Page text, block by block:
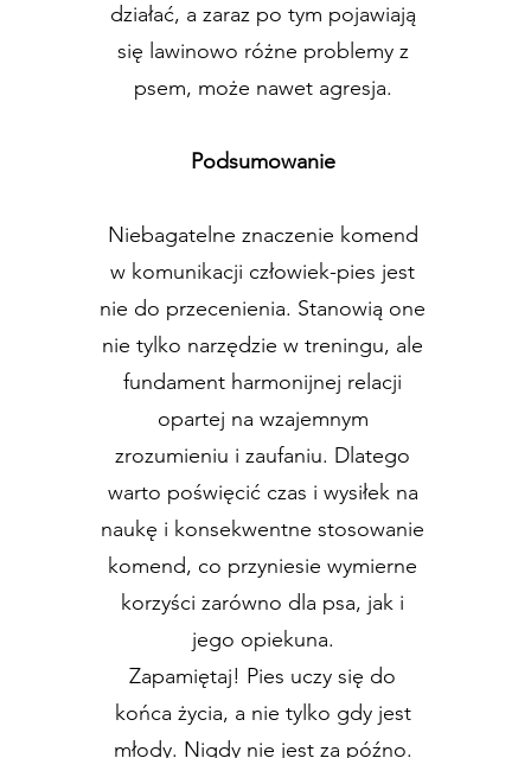
działać, a zaraz po tym pojawiają
się lawinowo różne problemy z
psem, może nawet agresja.
Podsumowanie
Niebagatelne znaczenie komend
w komunikacji człowiek-pies jest
nie do przecenienia. Stanowią one
nie tylko narzędzie w treningu, ale
fundament harmonijnej relacji
opartej na wzajemnym
zrozumieniu i zaufaniu. Dlatego
warto poświęcić czas i wysiłek na
naukę i konsekwentne stosowanie
komend, co przyniesie wymierne
korzyści zarówno dla psa, jak i
jego opiekuna.
Zapamiętaj! Pies uczy się do
końca życia, a nie tylko gdy jest
młody. Nigdy nie jest za późno.